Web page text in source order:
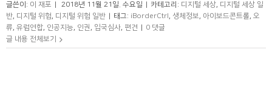
글쓴이: 이 재포 | 2018년 11월 21일. 수요일 | 카테고리: 디지털 세상, 디지털 세상 일
반, 디지털 위험, 디지털 위험 일반 | 태그: iBorderCtrl, 생체정보, 아이보드콘트롤, 오
류, 유럽연합, 인공지능, 인권 , 입국심사, 편견 | 0 댓글
글 내용 전체보기